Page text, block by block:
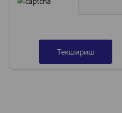
Текшириш